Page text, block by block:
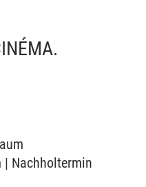
| Nachholtermin